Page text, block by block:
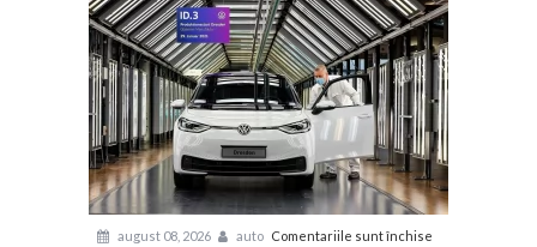
furnizorii
auto
germani,
arată
un
studiu
recent
august 08, 2026 auto Comentariile sunt închise